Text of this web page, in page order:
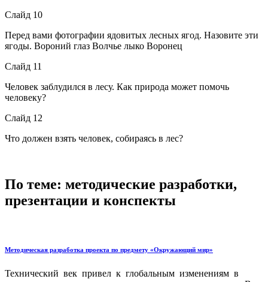
Слайд 10
Перед вами фотографии ядовитых лесных ягод. Назовите эти
ягоды. Вороний глаз Волчье лыко Воронец
Слайд 11
Человек заблудился в лесу. Как природа может помочь
человеку?
Слайд 12
Что должен взять человек, собираясь в лес?
По теме: методические разработки,
презентации и конспекты
Методическая разработка проекта по предмету «Окружающий мир»
Технический век привел к глобальным изменениям в